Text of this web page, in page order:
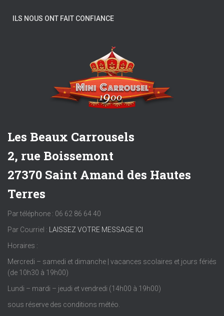
ILS NOUS ONT FAIT CONFIANCE
Les Beaux Carrousels
2, rue Boissemont
27370 Saint Amand des Hautes
Terres
Par téléphone : 06 62 86 64 40
Par Courriel :
LAISSEZ VOTRE MESSAGE ICI
Horaires :
Mercredi – samedi et dimanche | vacances scolaires et jours fériés
(de 10h30 à 19h00)
Lundi – mardi – jeudi et vendredi (14h00 à 19h00)
sous réserve des conditions météo.